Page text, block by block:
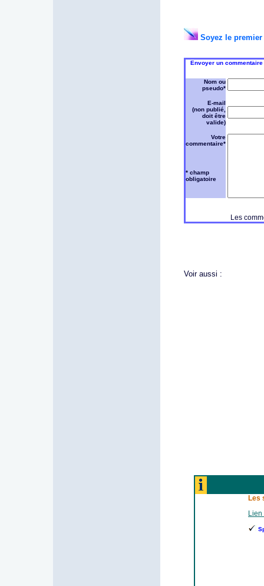
Soyez le
Envoyer un
Nom ou
pseudo*
E-mail
(non publié,
doit être
valide)
Votre
commentaire*
* champ
obligatoire
Les
Voir aussi :
Les
Lien